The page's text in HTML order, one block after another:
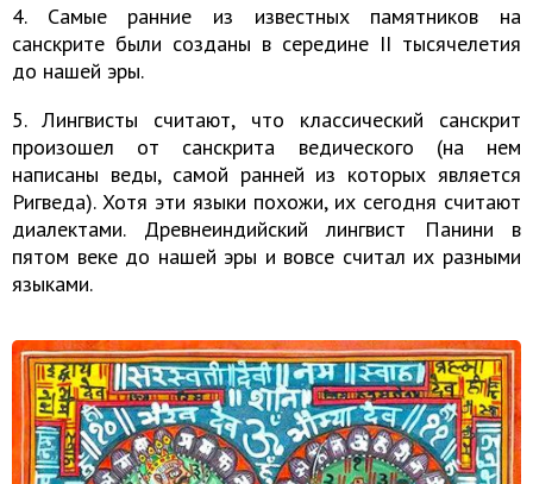
4. Самые ранние из известных памятников на
санскрите были созданы в середине II тысячелетия
до нашей эры.
5. Лингвисты считают, что классический санскрит
произошел от санскрита ведического (на нем
написаны веды, самой ранней из которых является
Ригведа). Хотя эти языки похожи, их сегодня cчитают
диалектами. Древнеиндийский лингвист Панини в
пятом веке до нашей эры и вовсе считал их разными
языками.